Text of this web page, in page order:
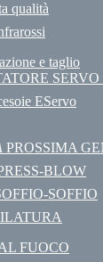
qualità
e taglio
SERVO
EServo
PROSSIMA
BLOW
SOFFIO
FUOCO